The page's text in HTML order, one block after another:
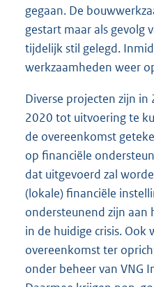
gegaan. De
gestart maar als gevolg
tijdelijk stil gelegd.
werkzaamheden weer
Diverse projecten zijn
2020 tot uitvoering te
de overeenkomst
op financiële
dat uitgevoerd zal
(lokale) financiële
ondersteunend zijn aan
in de huidige crisis.
overeenkomst ter
onder beheer van VNG